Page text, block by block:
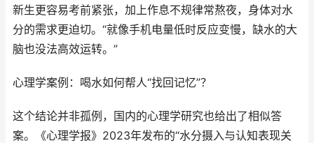
新生更容易考前紧张，加上作息不规律常熬夜，身体对水
分的需求更迫切。“就像手机电量低时反应变慢，缺水的大
脑也没法高效运转。”
心理学案例：喝水如何帮人“找回记忆”？
这个结论并非孤例，国内的心理学研究也给出了相似答
案。《心理学报》2023年发布的“水分摄入与认知表现关